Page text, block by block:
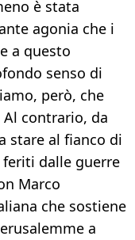
è stata
agonia che i
a questo
senso di
però, che
contrario, da
stare al fianco di
dalle guerre
Marco
che sostiene
a